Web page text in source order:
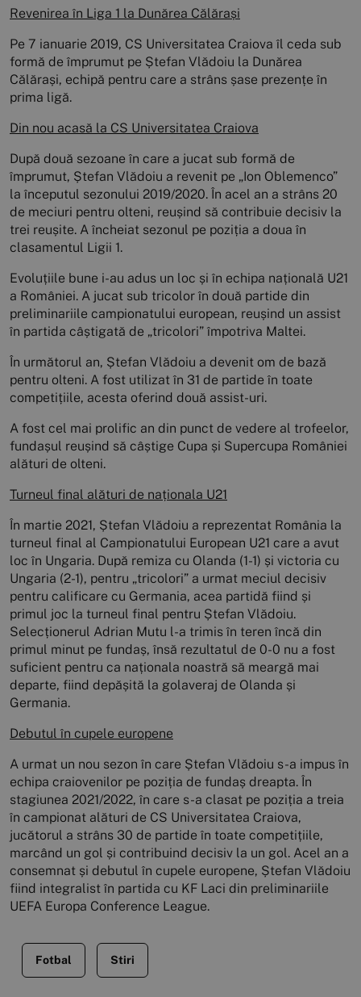
Revenirea în Liga 1 la Dunărea Călărași
Pe 7 ianuarie 2019, CS Universitatea Craiova îl ceda sub
formă de împrumut pe Ștefan Vlădoiu la Dunărea
Călărași, echipă pentru care a strâns șase prezențe în
prima ligă.
Din nou acasă la CS Universitatea Craiova
După două sezoane în care a jucat sub formă de
împrumut, Ștefan Vlădoiu a revenit pe „Ion Oblemenco”
la începutul sezonului 2019/2020. În acel an a strâns 20
de meciuri pentru olteni, reușind să contribuie decisiv la
trei reușite. A încheiat sezonul pe poziția a doua în
clasamentul Ligii 1.
Evoluțiile bune i-au adus un loc și în echipa națională U21
a României. A jucat sub tricolor în două partide din
preliminariile campionatului european, reușind un assist
în partida câștigată de „tricolori” împotriva Maltei.
În următorul an, Ștefan Vlădoiu a devenit om de bază
pentru olteni. A fost utilizat în 31 de partide în toate
competițiile, acesta oferind două assist-uri.
A fost cel mai prolific an din punct de vedere al trofeelor,
fundașul reușind să câștige Cupa și Supercupa României
alături de olteni.
Turneul final alături de naționala U21
În martie 2021, Ștefan Vlădoiu a reprezentat România la
turneul final al Campionatului European U21 care a avut
loc în Ungaria. După remiza cu Olanda (1-1) și victoria cu
Ungaria (2-1), pentru „tricolori” a urmat meciul decisiv
pentru calificare cu Germania, acea partidă fiind și
primul joc la turneul final pentru Ștefan Vlădoiu.
Selecționerul Adrian Mutu l-a trimis în teren încă din
primul minut pe fundaș, însă rezultatul de 0-0 nu a fost
suficient pentru ca naționala noastră să meargă mai
departe, fiind depășită la golaveraj de Olanda și
Germania.
Debutul în cupele europene
A urmat un nou sezon în care Ștefan Vlădoiu s-a impus în
echipa craiovenilor pe poziția de fundaș dreapta. În
stagiunea 2021/2022, în care s-a clasat pe poziția a treia
în campionat alături de CS Universitatea Craiova,
jucătorul a strâns 30 de partide în toate competițiile,
marcând un gol și contribuind decisiv la un gol. Acel an a
consemnat și debutul în cupele europene, Ștefan Vlădoiu
fiind integralist în partida cu KF Laci din preliminariile
UEFA Europa Conference League.
Fotbal Stiri